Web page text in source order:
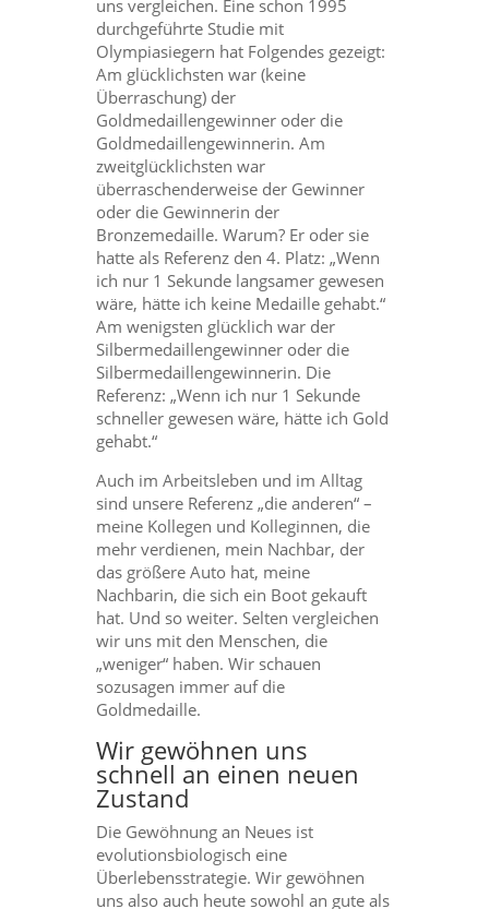
uns vergleichen. Eine schon 1995
durchgeführte Studie mit
Olympiasiegern hat Folgendes gezeigt:
Am glücklichsten war (keine
Überraschung) der
Goldmedaillengewinner oder die
Goldmedaillengewinnerin. Am
zweitglücklichsten war
überraschenderweise der Gewinner
oder die Gewinnerin der
Bronzemedaille. Warum? Er oder sie
hatte als Referenz den 4. Platz: „Wenn
ich nur 1 Sekunde langsamer gewesen
wäre, hätte ich keine Medaille gehabt.“
Am wenigsten glücklich war der
Silbermedaillengewinner oder die
Silbermedaillengewinnerin. Die
Referenz: „Wenn ich nur 1 Sekunde
schneller gewesen wäre, hätte ich Gold
gehabt.“
Auch im Arbeitsleben und im Alltag
sind unsere Referenz „die anderen“ –
meine Kollegen und Kolleginnen, die
mehr verdienen, mein Nachbar, der
das größere Auto hat, meine
Nachbarin, die sich ein Boot gekauft
hat. Und so weiter. Selten vergleichen
wir uns mit den Menschen, die
„weniger“ haben. Wir schauen
sozusagen immer auf die
Goldmedaille.
Wir gewöhnen uns
schnell an einen neuen
Zustand
Die Gewöhnung an Neues ist
evolutionsbiologisch eine
Überlebensstrategie. Wir gewöhnen
uns also auch heute sowohl an gute als